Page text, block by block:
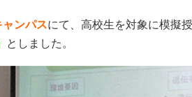
ンパスにて、高校生を対象に模擬
としました。